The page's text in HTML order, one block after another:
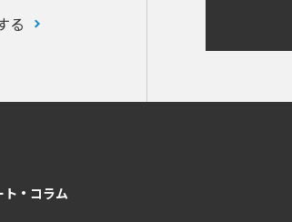
る
・コラム